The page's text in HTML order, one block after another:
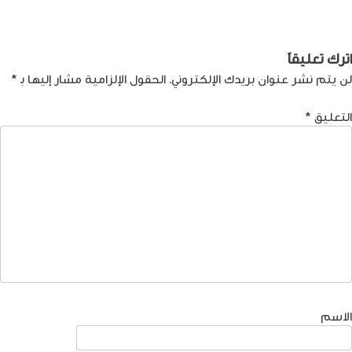
اترك تعليقاً
لن يتم نشر عنوان بريدك الإلكتروني. الحقول الإلزامية مشار إليها بـ *
التعليق *
الاسم